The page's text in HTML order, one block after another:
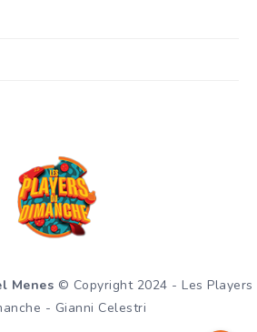
Menes © Copyright 2024 - Les Players
- Gianni Celestri